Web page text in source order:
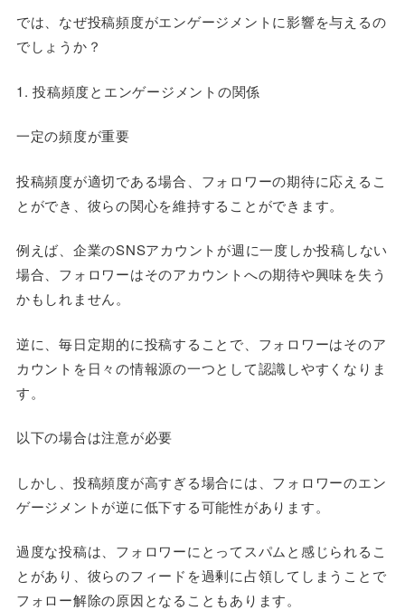
では、なぜ投稿頻度がエンゲージメントに影響を与えるの
でしょうか？
1. 投稿頻度とエンゲージメントの関係
一定の頻度が重要
投稿頻度が適切である場合、フォロワーの期待に応えるこ
とができ、彼らの関心を維持することができます。
例えば、企業のSNSアカウントが週に一度しか投稿しない
場合、フォロワーはそのアカウントへの期待や興味を失う
かもしれません。
逆に、毎日定期的に投稿することで、フォロワーはそのア
カウントを日々の情報源の一つとして認識しやすくなりま
す。
以下の場合は注意が必要
しかし、投稿頻度が高すぎる場合には、フォロワーのエン
ゲージメントが逆に低下する可能性があります。
過度な投稿は、フォロワーにとってスパムと感じられるこ
とがあり、彼らのフィードを過剰に占領してしまうことで
フォロー解除の原因となることもあります。